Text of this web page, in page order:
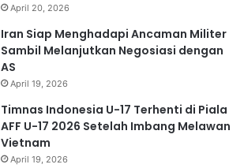
April 20, 2026
Iran Siap Menghadapi Ancaman Militer
Sambil Melanjutkan Negosiasi dengan
AS
April 19, 2026
Timnas Indonesia U-17 Terhenti di Piala
AFF U-17 2026 Setelah Imbang Melawan
Vietnam
April 19, 2026